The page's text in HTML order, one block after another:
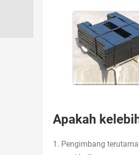
Apakah
1. Pengimbang